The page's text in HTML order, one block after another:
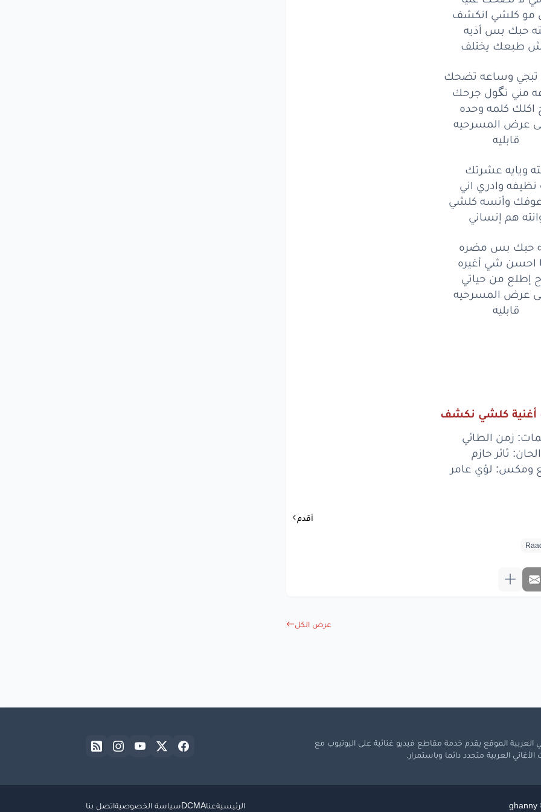
لا تضحكعليا
كلشيانكشف
حبكبسأذيه
طبعكيختلف
وساعهتضحك
تكول
كلمهوحده
عرضالمسرحيه
ويايهعشرتك
وادري
وأنسه
وأنسهكلشي
همإنساني
بسمضره
عرض
قابليه
مو كلشي انكشف
حبك بس أذيه
طبعك يختلف
تبجي وساعه تضحك
مني تگول جرحك
اكلك كلمه وحده
عرض المسرحيه
قابليه
ويايه عشرتك
نظيفه وادري اني
وأنسه كلشي
هم إنساني
حبك بس مضره
احسن شي أغيره
إطلع من حياتي
عرض المسرحيه
قابليه
أغنية كلشي نكشف
زمن الطائي
الحان: ثائر حازم
ومكس: لؤي عامر
أقدم
عرض الكل
العربية الموقع يقدم خدمة مقاطع فيديو غنائية على اليوتيوب مع
العربية متجدد دائما وباستمرار.
ghanny الرئيسيةعناDCMAسياسة الخصوصيةاتصل بنا